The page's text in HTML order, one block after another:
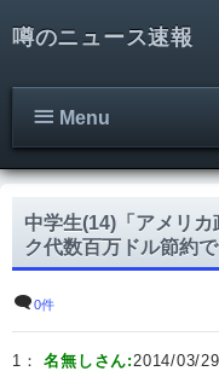
噂のニュース速報
Menu
中学生(14)「アメリ
ク代数百万ドル節約で
0件
1：名無しさん:2014/03/